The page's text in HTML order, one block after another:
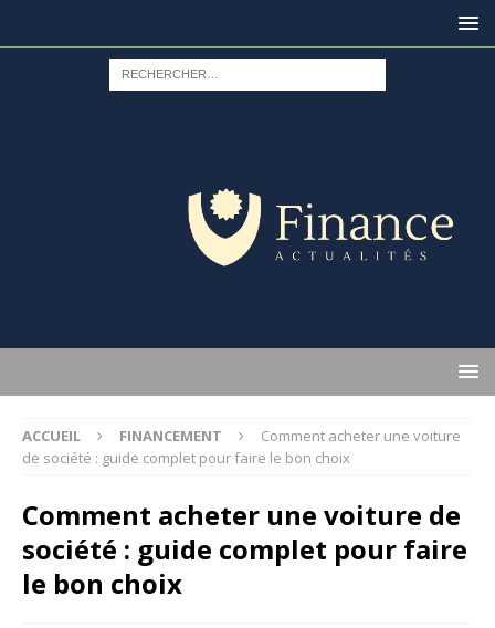
ACCUEIL FINANCEMENT
Comment acheter une voiture
de société : guide complet pour faire le bon choix
Comment acheter une voiture de
société : guide complet pour faire
le bon choix